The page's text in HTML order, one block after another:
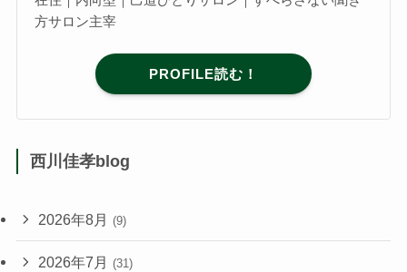
方サロン主宰
PROFILE読む！
西川佳孝blog
2026年8月 (9)
2026年7月 (31)